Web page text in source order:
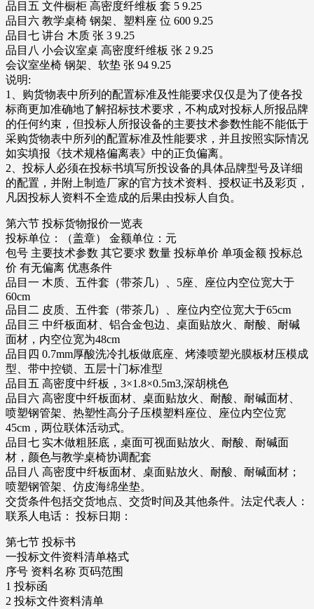
品目五 文件橱柜 高密度纤维板 套 5 9.25
品目六 教学桌椅 钢架、塑料座 位 600 9.25
品目七 讲台 木质 张 3 9.25
品目八 小会议室桌 高密度纤维板 张 2 9.25
会议室坐椅 钢架、软垫 张 94 9.25
说明:
1、购货物表中所列的配置标准及性能要求仅仅是为了使各投
标商更加准确地了解招标技术要求，不构成对投标人所报品牌
的任何约束，但投标人所报设备的主要技术参数性能不能低于
采购货物表中所列的配置标准及性能要求，并且按照实际情况
如实填报《技术规格偏离表》中的正负偏离。
2、投标人必须在投标书填写所投设备的具体品牌型号及详细
的配置，并附上制造厂家的官方技术资料、授权证书及彩页，
凡因投标人资料不全造成的后果由投标人自负。
第六节 投标货物报价一览表
投标单位：（盖章） 金额单位：元
包号 主要技术参数 其它要求 数量 投标单价 单项金额 投标总
价 有无偏离 优惠条件
品目一 木质、五件套（带茶几）、5座、座位内空位宽大于
60cm
品目二 皮质、五件套（带茶几）、座位内空位宽大于65cm
品目三 中纤板面材、铝合金包边、桌面贴放火、耐酸、耐碱
面材，内空位宽为48cm
品目四 0.7mm厚酸洗冷扎板做底座、烤漆喷塑光膜板材压模成
型、带中控锁、五层十门标准型
品目五 高密度中纤板，3×1.8×0.5m3,深胡桃色
品目六 高密度中纤板面材、桌面贴放火、耐酸、耐碱面材、
喷塑钢管架、热塑性高分子压模塑料座位、座位内空位宽
45cm，两位联体活动式。
品目七 实木做粗胚底，桌面可视面贴放火、耐酸、耐碱面
材，颜色与教学桌椅协调配套
品目八 高密度中纤板面材、桌面贴放火、耐酸、耐碱面材；
喷塑钢管架、仿皮海绵坐垫。
交货条件包括交货地点、交货时间及其他条件。法定代表人：
联系人电话： 投标日期：
第七节 投标书
一投标文件资料清单格式
序号 资料名称 页码范围
1 投标函
2 投标文件资料清单